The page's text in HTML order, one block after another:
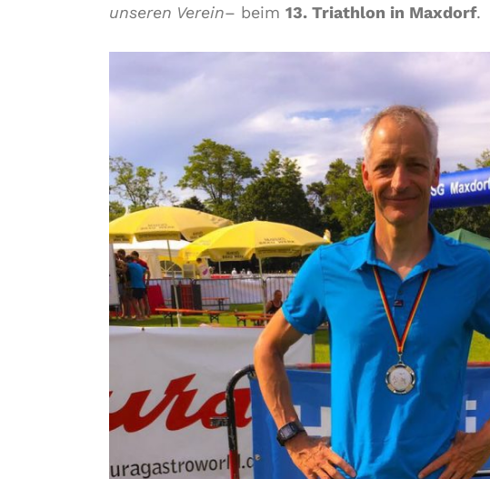
unseren Verein– beim 13. Triathlon in Maxdorf.